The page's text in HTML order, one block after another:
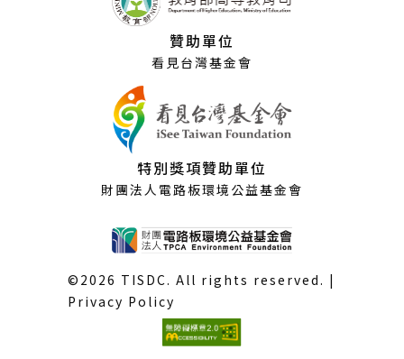
贊助單位
看見台灣基金會
特別獎項贊助單位
財團法人電路板環境公益基金會
©2026 TISDC. All rights reserved. |
Privacy Policy
(外
部